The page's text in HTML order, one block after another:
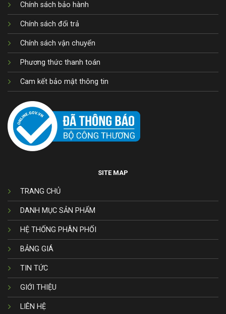
Chính sách bảo hành
Chính sách đổi trả
Chính sách vận chuyển
Phương thức thanh toán
Cam kết bảo mật thông tin
SITE MAP
TRANG CHỦ
DANH MỤC SẢN PHẨM
HỆ THỐNG PHÂN PHỐI
BẢNG GIÁ
TIN TỨC
GIỚI THIỆU
LIÊN HỆ